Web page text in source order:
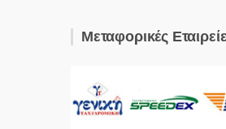
Μεταφορικές